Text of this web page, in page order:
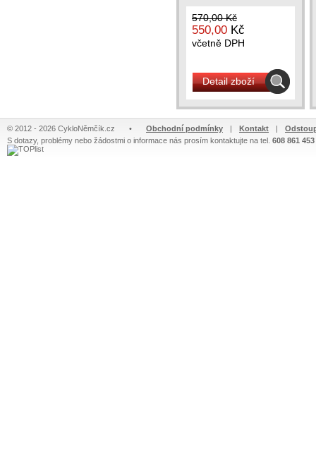
570,00 Kč
550,00 Kč
včetně DPH
Detail zboží
© 2012 - 2026 CykloNěmčík.cz • Obchodní podmínky | Kontakt |
S dotazy, problémy nebo žádostmi o informace nás prosím kontaktujte na tel. 608 861 453